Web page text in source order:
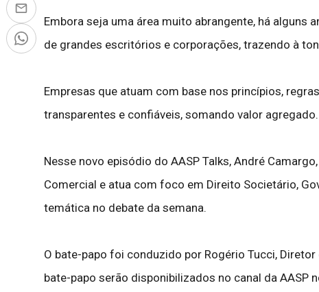
Embora seja uma área muito abrangente, há alguns
de grandes escritórios e corporações, trazendo à
Empresas que atuam com base nos princípios,
transparentes e confiáveis, somando valor agregado.
­Nesse novo episódio do AASP Talks, André
Comercial e atua com foco em Direito Societário,
temática no debate da semana.
O bate-papo foi conduzido por Rogério Tucci, Diretor
bate-papo serão disponibilizados no canal da AASP